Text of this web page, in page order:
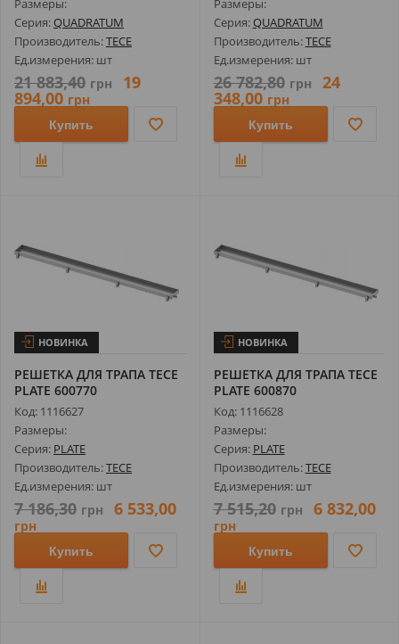
Размеры:
Серия:QUADRATUM
Производитель:TECE
Ед.измерения: шт
21 883,40 грн 19
894,00 грн
Купить
Размеры:
Серия:QUADRATUM
Производитель:TECE
Ед.измерения: шт
26 782,80 грн 24
348,00 грн
Купить
НОВИНКА
РЕШЕТКА ДЛЯ ТРАПА TECE
PLATE 600770
ПОЛИРОВАННАЯ ДЛЯ...
Код: 1116627
Размеры:
Серия: PLATE
Производитель:TECE
Ед.измерения: шт
7 186,30 грн 6 533,00
грн
Купить
НОВИНКА
РЕШЕТКА ДЛЯ ТРАПА TECE
PLATE 600870
ПОЛИРОВАННАЯ ДЛЯ...
Код: 1116628
Размеры:
Серия: PLATE
Производитель:TECE
Ед.измерения: шт
7 515,20 грн 6 832,00
грн
Купить